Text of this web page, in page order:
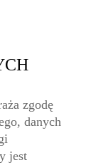
zgodę
danych
jest